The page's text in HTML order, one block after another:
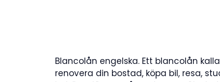
Blancolån engelska. Ett blancolån
renovera din bostad, köpa bil, resa,